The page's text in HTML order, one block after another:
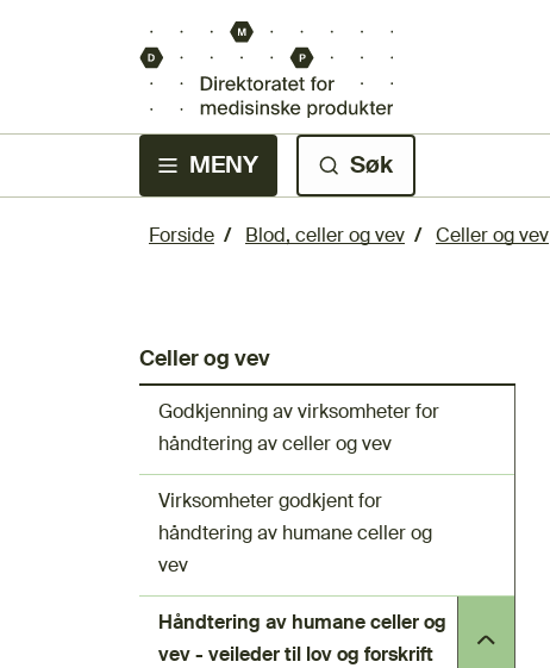
MENY Søk
Forside Blod, celler og vev Celler og vev
Celler og vev
Godkjenning av virksomheter for
håndtering av celler og vev
Virksomheter godkjent for
håndtering av humane celler og
vev
Håndtering av humane celler og
vev - veileder til lov og forskrift